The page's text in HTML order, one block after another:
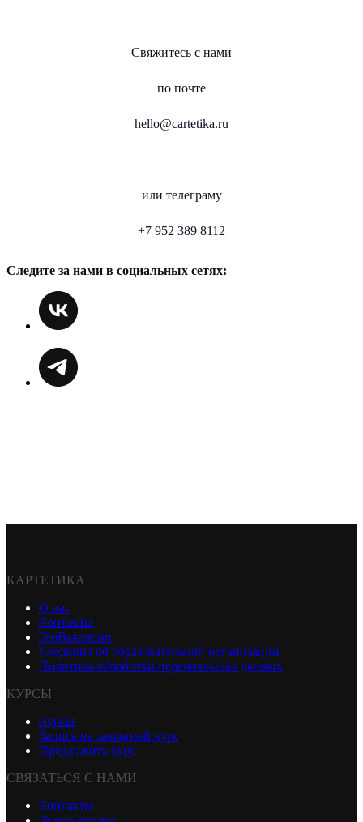
Свяжитесь с нами
по почте
hello@cartetika.ru
или телеграму
+7 952 389 8112
Следите за нами в социальных сетях:
КАРТЕТИКА
О нас
Контакты
ГеоВакансии
Сведения об образовательной организации
Политика обработки персональных данных
КУРСЫ
Курсы
Запись на закрытый курс
Предложить курс
СВЯЗАТЬСЯ С НАМИ
Контакты